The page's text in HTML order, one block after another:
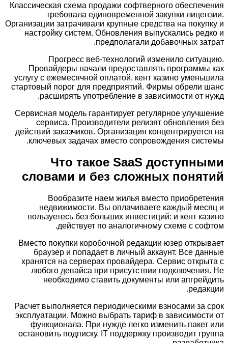
Классическая схема продажи софтверного обеспечения
требовала единовременной закупки лицензии.
Организации затрачивали крупные средства на покупку и
настройку систем. Обновления выпускались редко и
предполагали добавочных затрат.
Прогресс веб-технологий изменило ситуацию.
Провайдеры начали предоставлять программы как
услугу с ежемесячной оплатой. кент казино уменьшила
стартовый порог для предприятий. Фирмы обрели шанс
расширять употребление в зависимости от нужд.
Сервисная модель гарантирует регулярное улучшение
сервиса. Производители релизят обновления без
действий заказчиков. Организация концентрируется на
ключевых задачах вместо сопровождения системы.
Что такое SaaS доступными
словами и без сложных понятий
Вообразите наем жилья вместо приобретения
недвижимости. Вы оплачиваете каждый месяц и
пользуетесь без больших инвестиций: и кент казино
действует по аналогичному схеме с софтом.
Вместо покупки коробочной редакции юзер открывает
браузер и попадает в личный аккаунт. Все данные
хранятся на серверах провайдера. Сервис открыта с
любого девайса при присутствии подключения. Не
необходимо ставить документы или апгрейдить
редакции.
Расчет выполняется периодическими взносами за срок
эксплуатации. Можно выбрать тариф в зависимости от
функционала. При нужде легко изменить пакет или
остановить подписку. IT поддержку производит группа